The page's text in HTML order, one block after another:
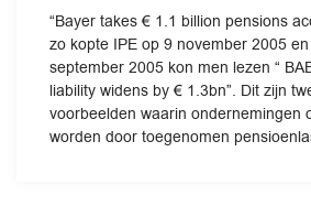
“Bayer takes € 1.1 billion pensions
zo kopte IPE op 9 november 2005
september 2005 kon men lezen “
liability widens by € 1.3bn”. Dit zijn
voorbeelden waarin ondernemingen
worden door toegenomen